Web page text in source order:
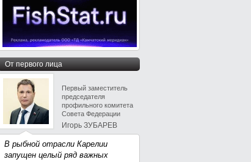
От первого лица
Первый заместитель
председателя
профильного комитета
Совета Федерации
Игорь ЗУБАРЕВ
В рыбной отрасли Карелии
запущен целый ряд важных